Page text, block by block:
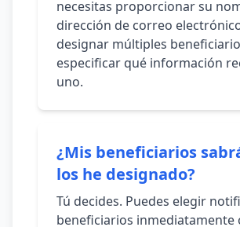
necesitas proporcionar su
dirección de correo
designar múltiples
especificar qué información
uno.
¿Mis beneficiarios
los he designado?
Tú decides. Puedes elegir
beneficiarios inmediatamente